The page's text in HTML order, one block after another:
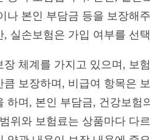
나 본인 부담금 등을 보장해
실손보험은 가입 여부를 선
장 체계를 가지고 있으며, 보
큼 보장하며, 비급여 항목은
하며, 본인 부담금, 건강보
위와 보험료는 상품마다 다